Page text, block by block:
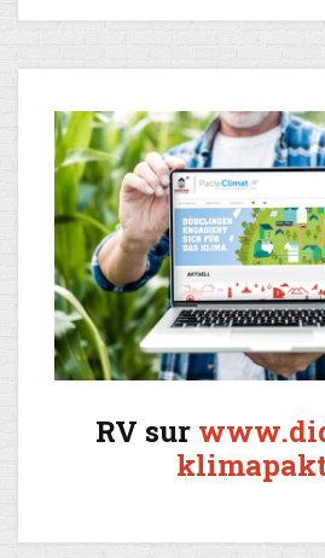
RV sur